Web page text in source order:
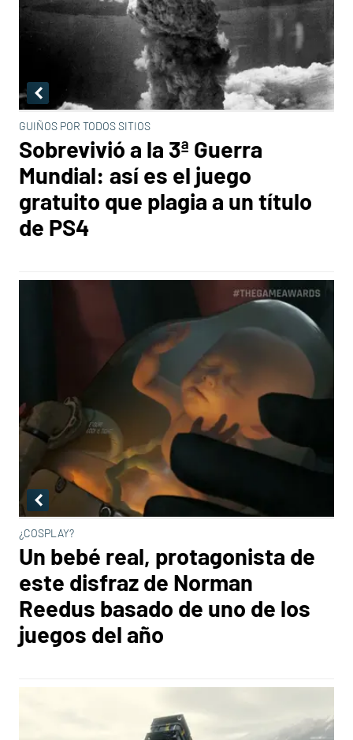
GUIÑOS POR TODOS SITIOS
Sobrevivió a la 3ª Guerra
Mundial: así es el juego
gratuito que plagia a un título
de PS4
¿COSPLAY?
Un bebé real, protagonista de
este disfraz de Norman
Reedus basado de uno de los
juegos del año